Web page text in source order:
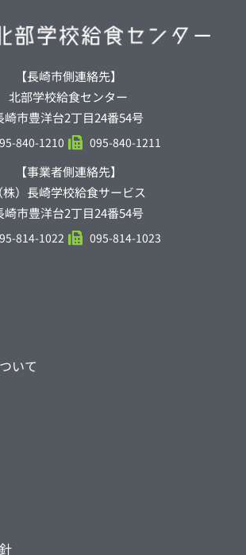
【長崎市側連絡先】
北部学校給食センター
崎市豊洋台2丁目24番54号
840-1210 095-840-1211
【事業者側連絡先】
（株）長崎学校給食サービス
崎市豊洋台2丁目24番54号
814-1022 095-814-1023
いて